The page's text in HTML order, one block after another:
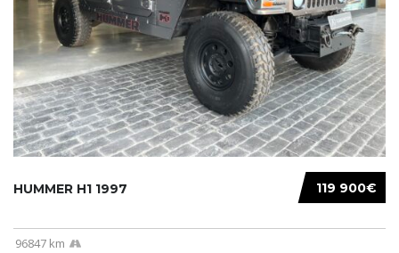
119 900€
HUMMER H1 1997
96847 km